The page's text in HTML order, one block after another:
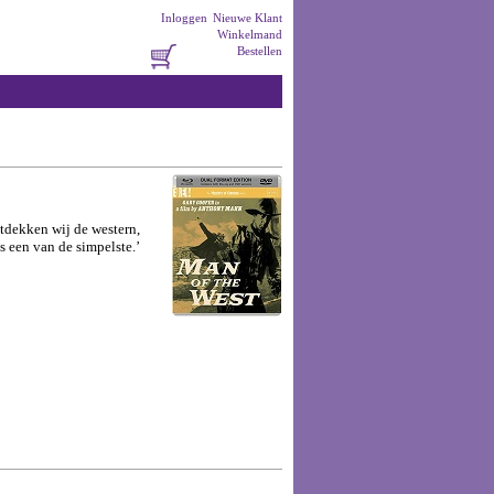
Nieuwe Klant
Inloggen
Winkelmand
Bestellen
wij de western,
van de simpelste.’